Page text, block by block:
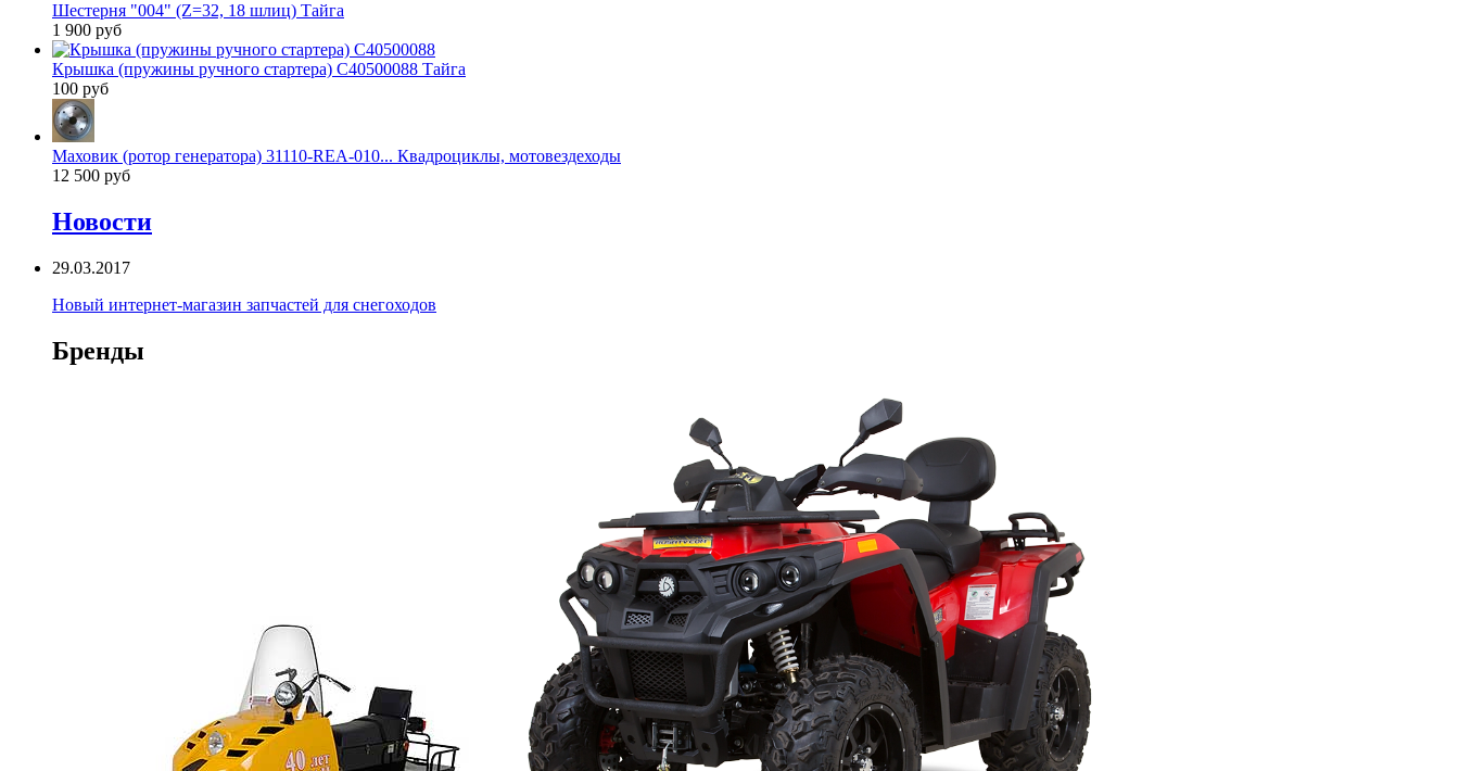
Шестерня "004" (Z=32, 18 шлиц) Тайга
1 900 руб
Крышка (пружины ручного стартера) C40500088 Тайга
100 руб
Маховик (ротор генератора) 31110-REA-010... Квадроциклы, мотовездеходы
12 500 руб
Новости
29.03.2017
Новый интернет-магазин запчастей для снегоходов
Бренды